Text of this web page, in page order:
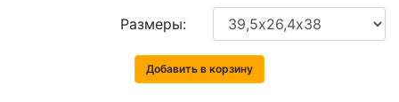
Размеры:
Добавить в корзину